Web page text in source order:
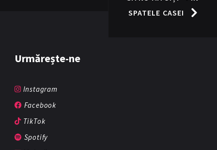
SPATELE CASEI
Urmărește-ne
Instagram
Facebook
TikTok
Spotify